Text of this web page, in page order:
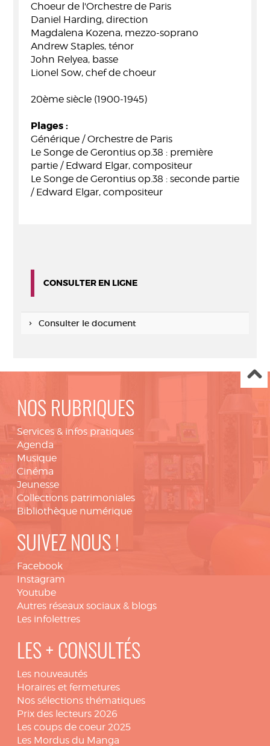
Choeur de l'Orchestre de Paris
Daniel Harding, direction
Magdalena Kozena, mezzo-soprano
Andrew Staples, ténor
John Relyea, basse
Lionel Sow, chef de choeur
20ème siècle (1900-1945)
Plages :
Générique / Orchestre de Paris
Le Songe de Gerontius op.38 : première
partie / Edward Elgar, compositeur
Le Songe de Gerontius op.38 : seconde partie
/ Edward Elgar, compositeur
CONSULTER EN LIGNE
Consulter le document
NOS RUBRIQUES
Services & infos pratiques
Agenda
Musique
Cinéma
Jeunesse
Collections patrimoniales
Bibliothèque numérique
SUIVEZ NOUS !
Facebook
Instagram
Youtube
Autres réseaux sociaux & blogs
Les infolettres
LES + CONSULTÉS
Les nouveautés
Horaires et fermetures
Nos sélections thématiques
Prix des lecteurs 2026
Les coups de coeur 2025
Les Mordus du Manga